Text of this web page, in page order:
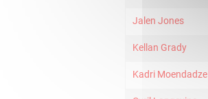
Jalen Jones
Kellan Grady
Kadri Moendadze